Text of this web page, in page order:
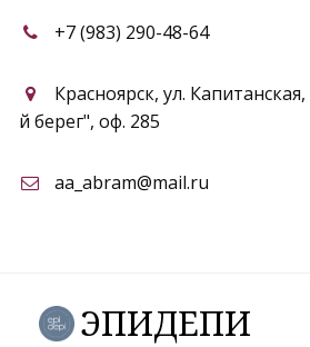
+7 (983) 290-48-64
Красноярск, ул.
й берег", оф. 285
aa_abram@mail.ru
ЭПИДЕПИ